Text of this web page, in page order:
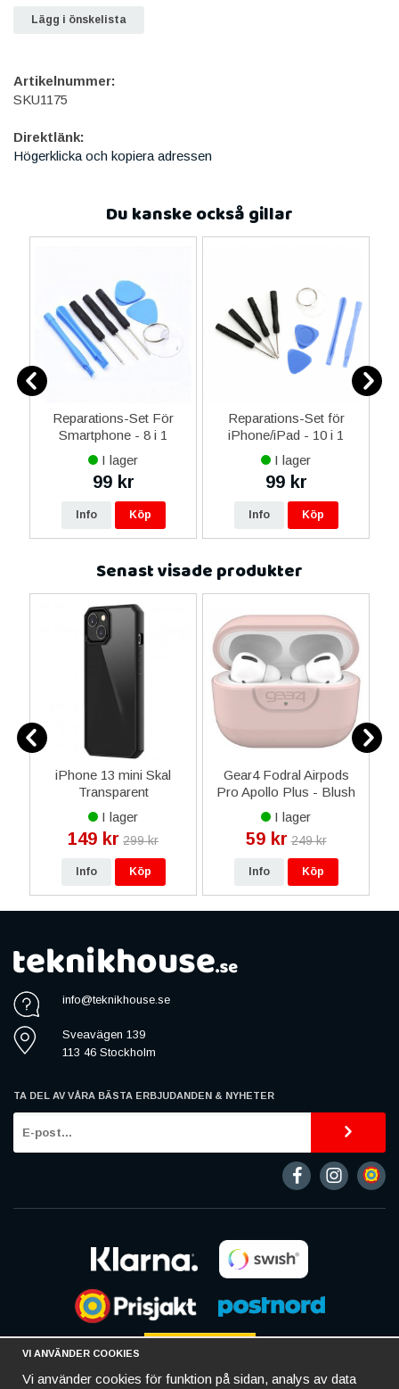
Lägg i önskelista
Artikelnummer:
SKU1175
Direktlänk:
Högerklicka och kopiera adressen
Du kanske också gillar
Reparations-Set För
Smartphone - 8 i 1
I lager
99 kr
Info Köp
Reparations-Set för
iPhone/iPad - 10 i 1
I lager
99 kr
Info Köp
Senast visade produkter
iPhone 13 mini Skal
Transparent
Polykarbonat - Svart
I lager
149 kr 299 kr
Info Köp
Gear4 Fodral Airpods
Pro Apollo Plus - Blush
I lager
59 kr 249 kr
Info Köp
info@teknikhouse.se
Sveavägen 139
113 46 Stockholm
TA DEL AV VÅRA BÄSTA ERBJUDANDEN & NYHETER
VI ANVÄNDER COOKIES
Vi använder cookies för funktion på sidan, analys av data